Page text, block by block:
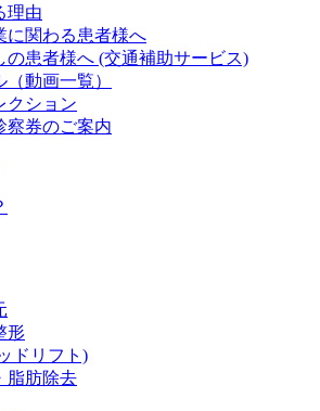
理由
に関わる患者様へ
の患者様へ (交通補助サービス)
動画一覧）
クション
察券のご案内
形
ドリフト)
脂肪除去